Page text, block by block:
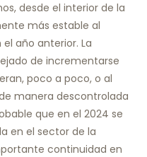
desde el interior de la
más estable al
año anterior. La
de incrementarse
poco a poco, o al
manera descontrolada
que en el 2024 se
en el sector de la
continuidad en